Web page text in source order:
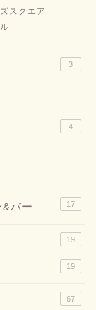
スクエア
3
4
バー 17
19
19
67